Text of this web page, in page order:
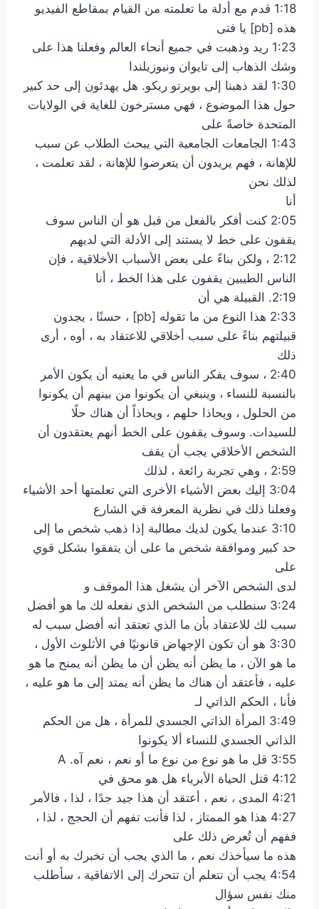
1:18 قدم مع أدلة ما تعلمته من القيام بمقاطع الفيديو
هذه [pb] يا فتى
1:23 ريد وذهبت في جميع أنحاء العالم وفعلنا هذا على
وشك الذهاب إلى تايوان ونيوزيلندا
1:30 لقد ذهبنا إلى بويرتو ريكو. هل يهدئون إلى حد كبير
حول هذا الموضوع ، فهي مسترخون للغاية في الولايات
المتحدة خاصةً على
1:43 الجامعات الجامعية التي يبحث الطلاب عن سبب
للإهانة ، فهم يريدون أن يتعرضوا للإهانة ، لقد تعلمت ،
لذلك نحن
أنا
2:05 كنت أفكر بالفعل من قبل هو أن الناس سوف
يقفون على خط لا يستند إلى الأدلة التي لديهم
2:12 ، ولكن بناءً على بعض الأسباب الأخلاقية ، فإن
الناس الطيبين يقفون على هذا الخط ، أنا
2:19. القبيلة هي أن
2:33 هذا النوع من ما تقوله [pb] ، حسنًا ، يجدون
قبيلتهم بناءً على سبب أخلاقي للاعتقاد به ، أوه ، أرى
ذلك
2:40 ، سوف يفكر الناس في ما يعنيه أن يكون الأمر
بالنسبة للنساء ، وينبغي أن يكونوا من بينهم أن يكونوا
من الحلول ، ويحاذا حلهم ، ويحاذاً أن هناك حلًا
للسيدات. وسوف يقفون على الخط أنهم يعتقدون أن
الشخص الأخلاقي يجب أن يقف
2:59 ، وهي تجربة رائعة ، لذلك
3:04 إليك بعض الأشياء الأخرى التي تعلمتها أحد الأشياء
وفعلنا ذلك في نظرية المعرفة في الشارع
3:10 عندما يكون لديك مطالبة إذا ذهب شخص ما إلى
حد كبير وموافقة شخص ما على أن يتفقوا بشكل قوي
على
لدى الشخص الآخر أن يشغل هذا الموقف و
3:24 سنطلب من الشخص الذي نفعله لك ما هو أفضل
سبب لك للاعتقاد بأن ما الذي تعتقد أنه أفضل سبب له
3:30 هو أن تكون الإجهاض قانونيًا في الأثلوث الأول ،
ما هو الآن ، ما يظن أنه يظن أن ما يظن أنه يمنح ما هو
عليه ، فأعتقد أن هناك ما يظن أنه يمتد إلى ما هو عليه ،
فأنا ، الحكم الذاتي لـ
3:49 المرأة الذاتي الجسدي للمرأة ، هل من الحكم
الذاتي الجسدي للنساء ألا يكونوا
3:55 قل ما هو نوع من نوع ما أو نعم ، نعم آه. A
4:12 قتل الحياة الأبرياء هل هو محق في
4:21 المدى ، نعم ، أعتقد أن هذا جيد جدًا ، لذا ، فالأمر
4:27 هذا هو الممتاز ، لذا فأنت تفهم أن الحجج ، لذا ،
ففهم أن تُعرض ذلك على
هذه ما سيأخذك نعم ، ما الذي يجب أن تخبرك به أو أنت
4:54 يجب أن تتعلم أن تتحرك إلى الاتفاقية ، سأطلب
منك نفس سؤال